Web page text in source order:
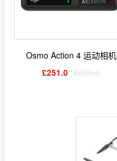
Osmo Action 4 运动相机
£251.0 £289.0